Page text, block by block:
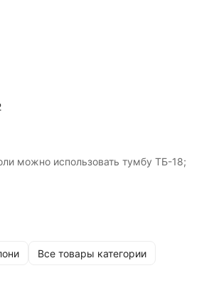
можно использовать тумбу ТБ-18;
Все товары категории